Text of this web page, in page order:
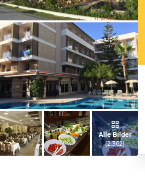
Marco & Aylin, Juli 2012
Dario, Juli 2016
Alle Bilder
(2.362)